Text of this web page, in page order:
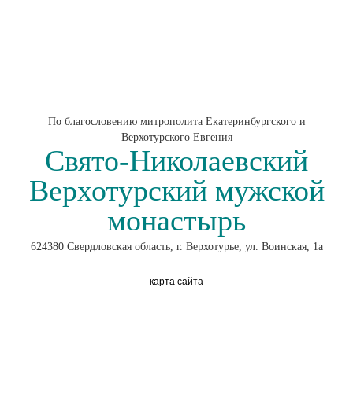
По благословению митрополита Екатеринбургского и
Верхотурского Евгения
Свято-Николаевский
Верхотурский мужской
монастырь
624380 Свердловская область, г. Верхотурье, ул. Воинская, 1а
карта сайта